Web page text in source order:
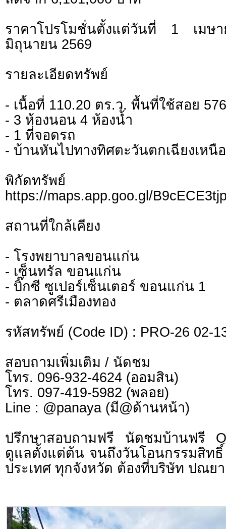
ราคาโปรโมชั่นตั้งแต่วันที่ 1 เม
มิถุนายน 2569
รายละเอียดทรัพย์
- เนื้อที่ 110.20 ตร.ว. พื้นที่ใช้สอย
- 3 ห้องนอน 4 ห้องน้ำ
- 1 ที่จอดรถ
- บ้านหันไปทางทิศตะวันตกเฉียงเหนือ
พิกัดทรั
https://maps.app.goo.gl/
สถานที่ใกล้เคียง
- โรงพยาบาลขอนแก่น
- เซ็นทรัล ขอนแก่น
- บิ๊กซี ซูเปอร์เซ็นเตอร์ ขอนแก่น 1
- ตลาดศรีเมืองทอง
รหัสทรัพย์ (Code ID) : PRO-26 02-
สอบถามเพิ่มเติม / นัดชม
โทร. 096-932-4624 (ออมสิน)
โทร. 097-419-5982 (พลอย)
Line : @panaya (มี@ด้านหน้า)
ปรึกษาสอบถามฟรี นัดชมบ้านฟรี
ดูแลตั้งแต่ต้น จนถึงวันโอนกรรมสิท
ประเทศ ทุกจังหวัด ต้องที่บริษัท ปณย